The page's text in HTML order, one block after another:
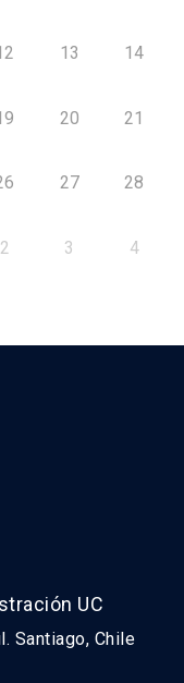
13 14
20 21
27 28
2 3 4
UC
Santiago, Chile